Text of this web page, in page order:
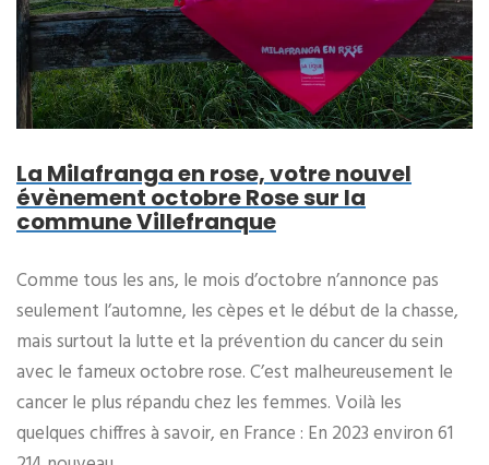
La Milafranga en rose, votre nouvel
évènement octobre Rose sur la
commune Villefranque
Comme tous les ans, le mois d’octobre n’annonce pas
seulement l’automne, les cèpes et le début de la chasse,
mais surtout la lutte et la prévention du cancer du sein
avec le fameux octobre rose. C’est malheureusement le
cancer le plus répandu chez les femmes. Voilà les
quelques chiffres à savoir, en France : En 2023 environ 61